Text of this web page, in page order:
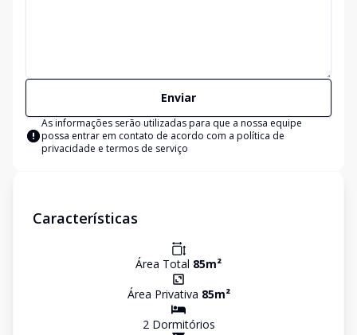
Enviar
As informações serão utilizadas para que a nossa equipe
possa entrar em contato de acordo com a política de
privacidade e termos de serviço
Características
Área Total 85m²
Área Privativa 85m²
2Dormitórios